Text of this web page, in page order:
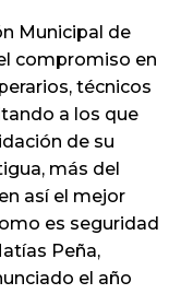
Municipal de
compromiso en
técnicos
a los que
de su
más del
así el mejor
es seguridad
Peña,
el año